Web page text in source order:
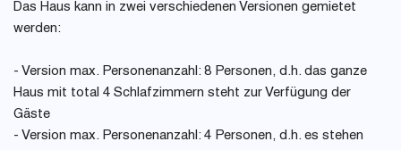
Das Haus kann in zwei verschiedenen Versionen gemietet
werden:
- Version max. Personenanzahl: 8 Personen, d.h. das ganze
Haus mit total 4 Schlafzimmern steht zur Verfügung der
Gäste
- Version max. Personenanzahl: 4 Personen, d.h. es stehen